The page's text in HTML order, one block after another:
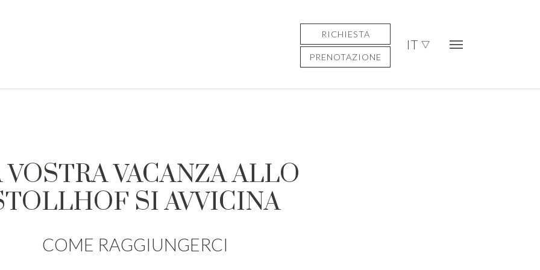
RICHIESTA
PRENOTAZIONE
IT
VOSTRA VACANZA ALLO
SI AVVICINA
COME RAGGIUNGERCI